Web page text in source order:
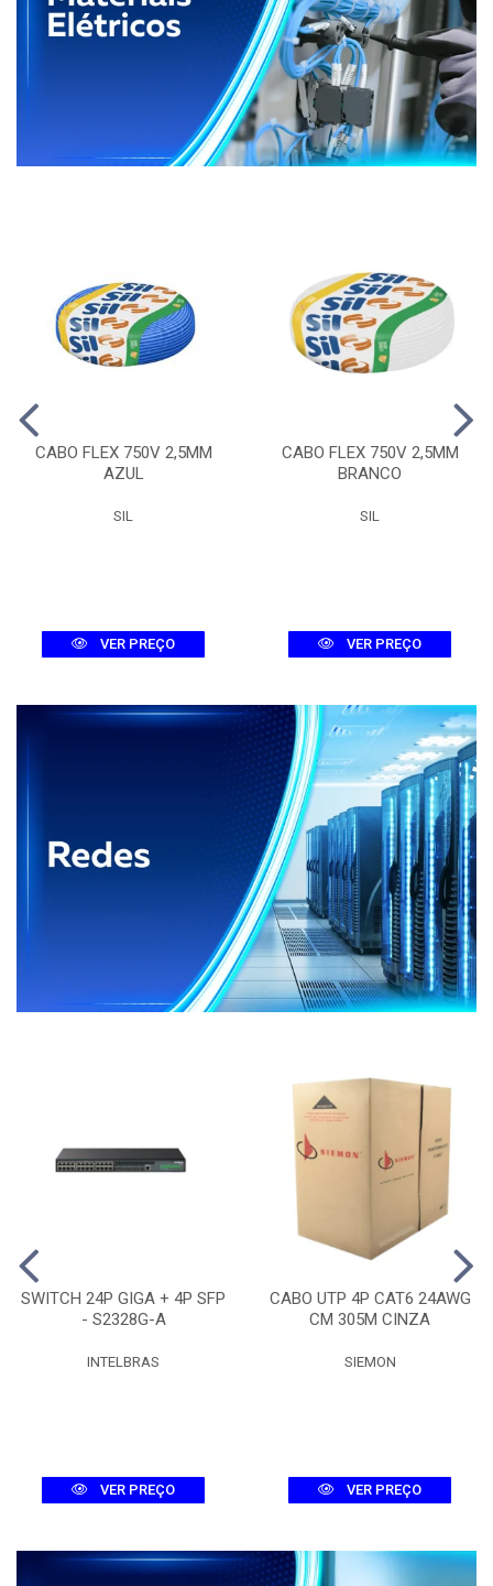
CABO FLEX 750V 2,5MM
AZUL
SIL
VER PREÇO
CABO FLEX 750V 2,5MM
BRANCO
SIL
VER PREÇO
SWITCH 24P GIGA + 4P SFP
- S2328G-A
INTELBRAS
VER PREÇO
CABO UTP 4P CAT6 24AWG
CM 305M CINZA
SIEMON
VER PREÇO